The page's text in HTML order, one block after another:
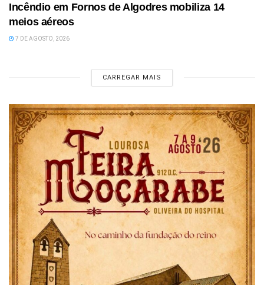
Incêndio em Fornos de Algodres mobiliza 14
meios aéreos
7 DE AGOSTO, 2026
CARREGAR MAIS